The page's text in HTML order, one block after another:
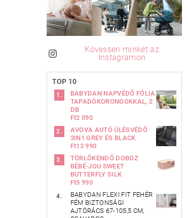
Kövessen minket az
Instagramon
TOP 10
BABYDAN NAPVÉDŐ FÓLIA
TAPADÓKORONGOKKAL, 2
DB
Ft2 090
AVOVA AUTÓ ÜLÉSVÉDŐ
3IN1 GREY ÉS BLACK
Ft13 990
TÖRLŐKENDŐ DOBOZ
BÉBÉ-JOU SWEET
BUTTERFLY SILK
Ft5 990
BABYDAN FLEXI FIT FEHÉR
FÉM BIZTONSÁGI
AJTÓRÁCS 67-105,5 CM,